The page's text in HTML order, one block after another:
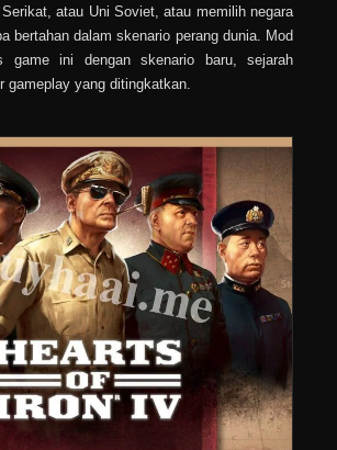
atau Uni Soviet, atau memilih negara
bertahan dalam skenario perang dunia. Mod
game ini dengan skenario baru, sejarah
gameplay yang ditingkatkan.